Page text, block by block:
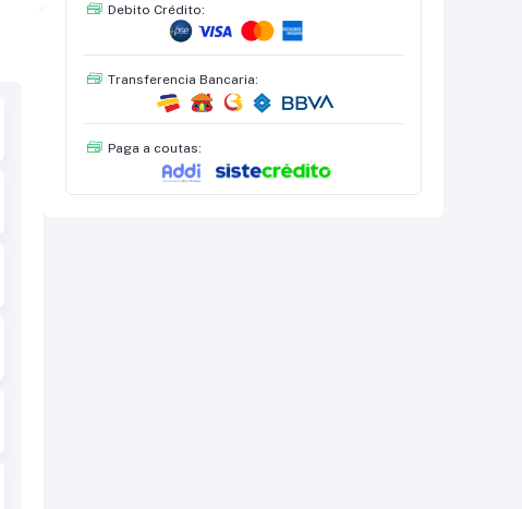
Debito Crédito:
Transferencia Bancaria:
Paga a coutas: